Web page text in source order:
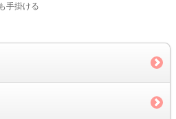
手掛ける